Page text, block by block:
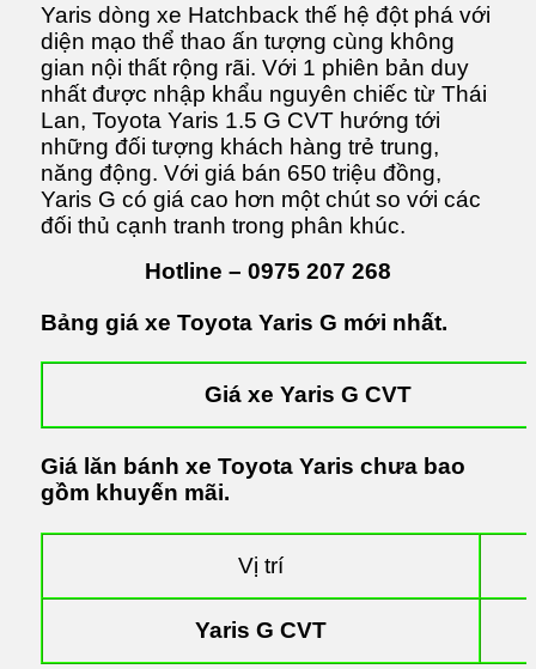
Yaris dòng xe Hatchback thế hệ đột phá với
diện mạo thể thao ấn tượng cùng không
gian nội thất rộng rãi. Với 1 phiên bản duy
nhất được nhập khẩu nguyên chiếc từ Thái
Lan, Toyota Yaris 1.5 G CVT hướng tới
những đối tượng khách hàng trẻ trung,
năng động. Với giá bán 650 triệu đồng,
Yaris G có giá cao hơn một chút so với các
đối thủ cạnh tranh trong phân khúc.
Hotline – 0975 207 268
Bảng giá xe Toyota Yaris G mới nhất.
Giá xe Yaris G CVT
Giá lăn bánh xe Toyota Yaris chưa bao
gồm khuyến mãi.
Vị trí
Yaris G CVT